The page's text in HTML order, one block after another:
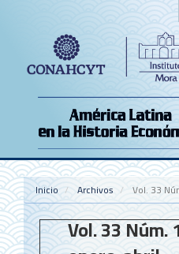
Contenido
principal
Barra
Inicio Archivos Vol. 33
Vol. 33 Núm.